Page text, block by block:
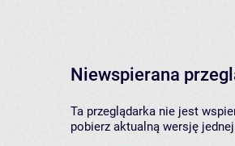
Niewspierana
Ta przeglądarka nie jest
pobierz aktualną wersję